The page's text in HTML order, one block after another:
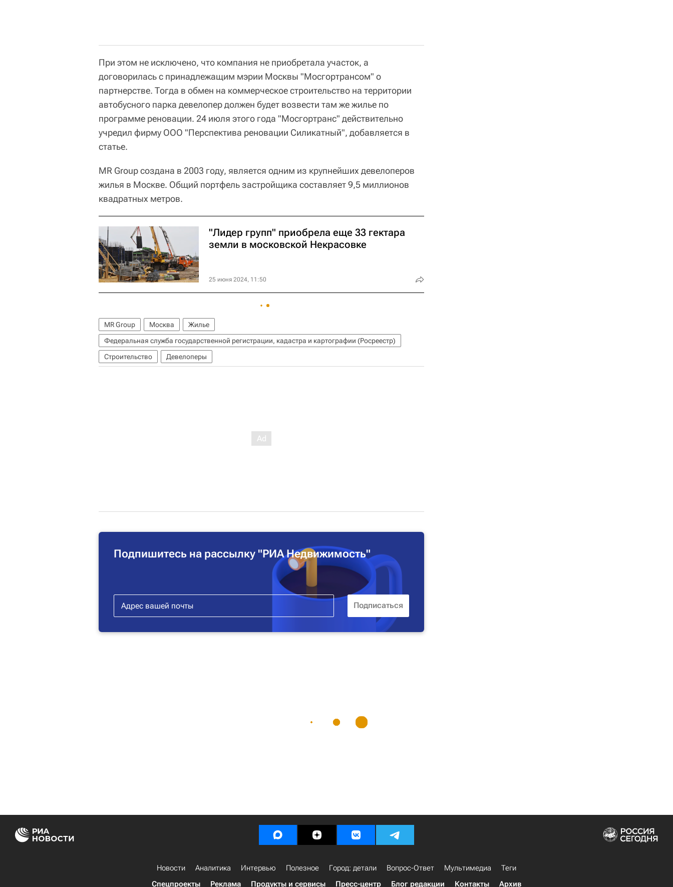
При этом не исключено, что компания не приобретала участок, а
договорилась с принадлежащим мэрии Москвы "Мосгортрансом" о
партнерстве. Тогда в обмен на коммерческое строительство на территории
автобусного парка девелопер должен будет возвести там же жилье по
программе реновации. 24 июля этого года "Мосгортранс" действительно
учредил фирму ООО "Перспектива реновации Силикатный", добавляется в
статье.
MR Group создана в 2003 году, является одним из крупнейших девелоперов
жилья в Москве. Общий портфель застройщика составляет 9,5 миллионов
квадратных метров.
"Лидер групп" приобрела еще 33 гектара
земли в московской Некрасовке
25 июня 2024, 11:50
MR Group Москва
Жилье
Федеральная служба государственной регистрации, кадастра и картографии (Росреестр)
Строительство
Девелоперы
Подпишитесь на рассылку "РИА Недвижимость"
Новости Аналитика Интервью Полезное Город: детали Вопрос-Ответ Мультимедиа
Теги
Спецпроекты
Реклама Продукты и сервисы Пресс-центр Блог редакции Контакты Архив